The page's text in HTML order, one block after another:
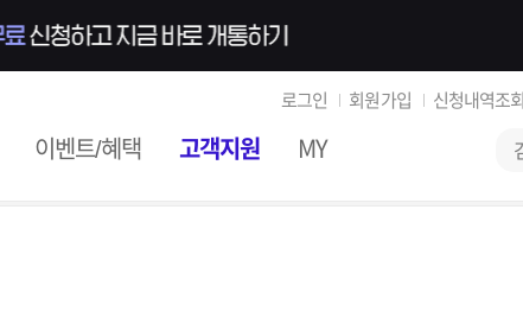
로그인 회원가입 신청내역조회
이벤트/혜택 고객지원 MY